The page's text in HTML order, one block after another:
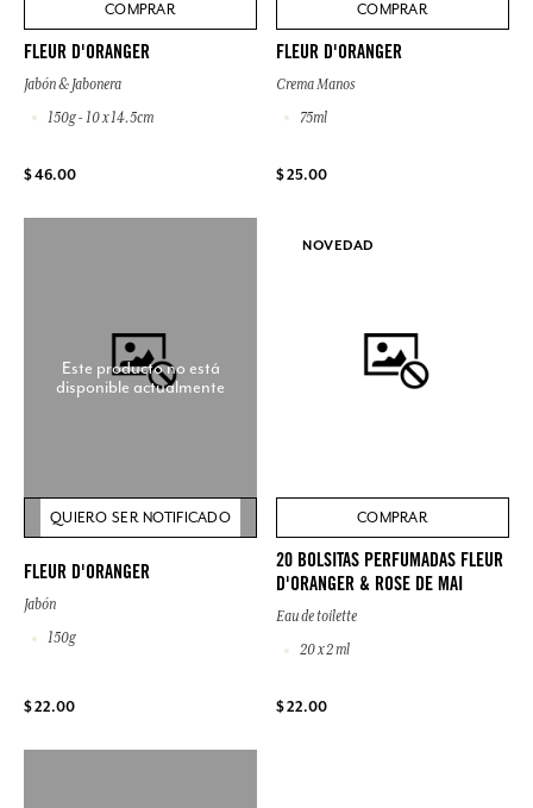
COMPRAR
FLEUR D'ORANGER
Jabón & Jabonera
150g - 10 x 14.5cm
$ 46.00
COMPRAR
FLEUR D'ORANGER
Crema Manos
75ml
$ 25.00
Este producto no está
disponible actualmente
QUIERO SER NOTIFICADO
FLEUR D'ORANGER
Jabón
150g
$ 22.00
NOVEDAD
COMPRAR
20 BOLSITAS PERFUMADAS FLEUR
D'ORANGER & ROSE DE MAI
Eau de toilette
20 x 2 ml
$ 22.00